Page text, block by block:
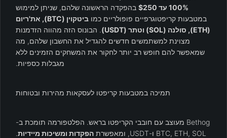
100% עד $250
בהפקדה הראשונה שלהם, שניתן למימוש
במטבעות קריפטוגרפיים פופולריים כמו
ביטקוין (BTC), את'ריום
(ETH), סולנה (SOL) וטתר (USDT)
. הבונוס הזה מהווה הזדמנות
מצוינת למשתמשים חדשים להגדיל את החשבון שלהם, מה
שמאפשר להם חופש רב יותר לחקור את המשחקים הזמינים ללא
מגבלות כספיות.
תמיכה במטבעות קריפטו לעסקאות מהירות ובטוחות
Bethog מעוצב עם חובבי הקריפטו בראש. הפלטפורמה תומכת ב-
BTC, ETH, SOL ו-USDT, ומאפשרת
הפקדות ומשיכות מיידיות.